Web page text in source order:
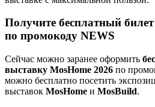
Получите бесплатный
по промокоду NEWS
Сейчас можно заранее оформить
выставку MosHome 2026 по
можно бесплатно посетить
выставок MosHome и MosBuild.